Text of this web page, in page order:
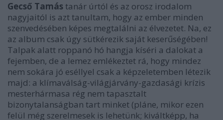
Gecső Tamás tanár úrtól és az orosz irodalom
nagyjaitól is azt tanultam, hogy az ember minden
szenvedésében képes megtalálni az élvezetet. Na, ez
az album csak úgy sütkérezik saját keserűségében!
Talpak alatt roppanó hó hangja kíséri a dalokat a
fejemben, de a lemez emlékeztet rá, hogy mindez
nem sokára jó eséllyel csak a képzeletemben létezik
majd: a klímaválság-világjárvány-gazdasági krízis
mesterhármasa rég nem tapasztalt
bizonytalanságban tart minket (pláne, mikor ezen
felül még szerelmesek is lehetünk; kiváltképp, ha